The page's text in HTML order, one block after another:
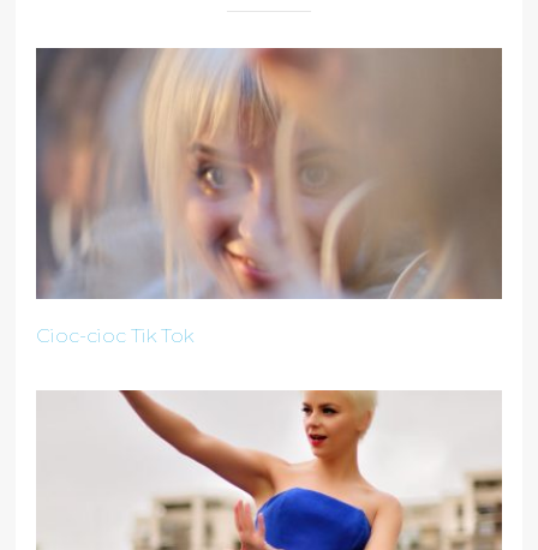
Cioc-cioc Tik Tok